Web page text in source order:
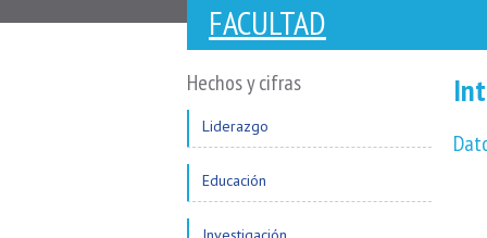
FACULTAD
Hechos y cifras
Liderazgo
Educación